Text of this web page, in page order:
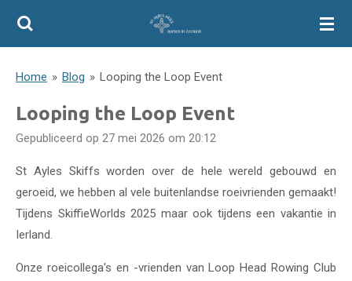
Ga
de
hoofdinhoud
Home » Blog » Looping the Loop Event
Looping the Loop Event
Gepubliceerd op 27 mei 2026 om 20:12
St Ayles Skiffs worden over de hele wereld gebouwd en
geroeid, we hebben al vele buitenlandse roeivrienden gemaakt!
Tijdens SkiffieWorlds 2025 maar ook tijdens een vakantie in
Ierland.
Onze roeicollega's en -vrienden van Loop Head Rowing Club